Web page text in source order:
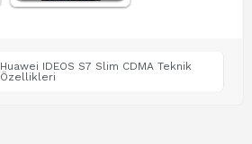
Huawei IDEOS S7 Slim CDMA Teknik
Özellikleri